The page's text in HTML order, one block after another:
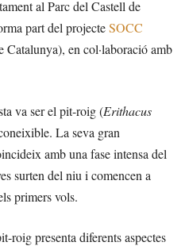
al Parc del Castell de
part del projecteSOCC
Catalunya), en col·laboració amb
va ser el pit-roig (Erithacus
La seva gran
amb una fase intensa del
surten del niu i comencen a
primers vols.
roig presenta diferents aspectes